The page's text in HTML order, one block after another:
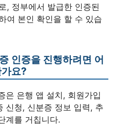
, 정부에서 발급한 인증된
여 본인 확인을 할 수 있습
인증을 진행하려면 어
요?
은 은행 앱 설치, 회원가입
신청, 신분증 정보 입력, 추
계를 거칩니다.